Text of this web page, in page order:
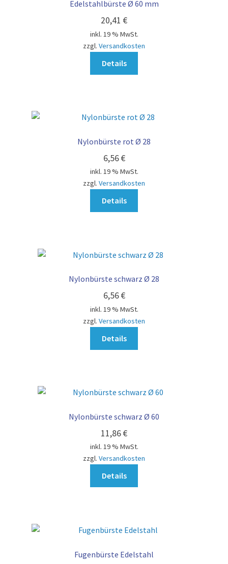
Edelstahlbürste Ø 60 mm
20,41 €
inkl. 19 % MwSt.
zzgl. Versandkosten
Details
Nylonbürste rot Ø 28
6,56€
inkl. 19 % MwSt.
zzgl. Versandkosten
Details
Nylonbürste schwarz Ø 28
6,56€
inkl. 19 % MwSt.
zzgl. Versandkosten
Details
Nylonbürste schwarz Ø 60
11,86€
inkl. 19 % MwSt.
zzgl. Versandkosten
Details
Fugenbürste Edelstahl